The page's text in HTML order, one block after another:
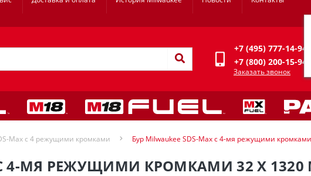
+7 (495) 777-14-94
+7 (800) 200-15-94
Заказать звонок
Max c 4 режущими кромками Бур Milwaukee SDS-Max с 4-мя режущими
С 4-МЯ РЕЖУЩИМИ КРОМКАМИ 32 X